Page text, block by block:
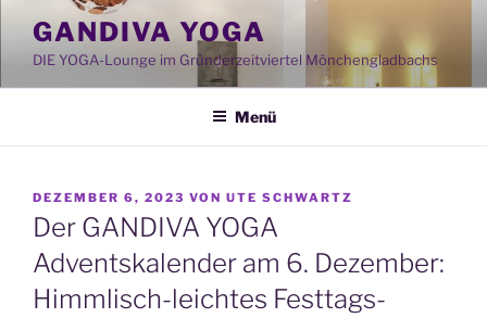
Inhalt
springen
GANDIVA YOGA
DIE YOGA-Lounge im Gründerzeitviertel Mönchengladbachs
Menü
VERÖFFENTLICHT
AM
DEZEMBER 6, 2023 VON UTE SCHWARTZ
Der GANDIVA YOGA
Adventskalender am 6. Dezember:
Himmlisch-leichtes Festtags-